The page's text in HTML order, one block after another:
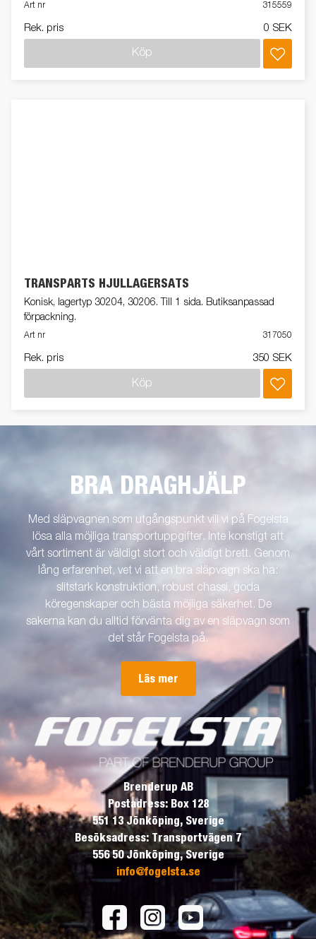
Art nr 315559
Rek. pris 0 SEK
Köp
TRANSPARTS HJULLAGERSATS
Konisk, lagertyp 30204, 30206. Till 1 sida. Butiksanpassad
förpackning.
Art nr 317050
Rek. pris 350 SEK
Köp
BRA DRAGHJÄLP
Med släpvagnen som utgångspunkt vill vi på Fogelsta
lösa alla möjliga transportuppgifter. Inte konstigt att
vårt sortiment är väldigt stort och väldigt brett. Genom
lång erfarenhet, vet vi att en bra släpvagn ska ha:
slitstark konstruktion, robust chassi, goda
köregenskaper och bästa möjliga säkerhet. De
sakerna kan du alltid förvänta dig av en släpvagn som
det står Fogelsta på.
Läs mer
Brenderup AB
Postadress: Box 128
551 13 Jönköping, Sverige
Besöksadress: Transportvägen 7
556 50 Jönköping, Sverige
info@fogelsta.se